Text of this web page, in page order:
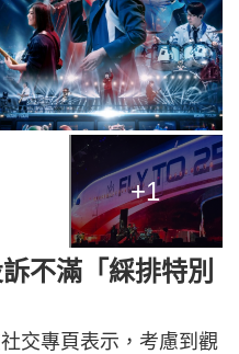
+1
不滿「綵排特別
交專頁表示，考慮到觀